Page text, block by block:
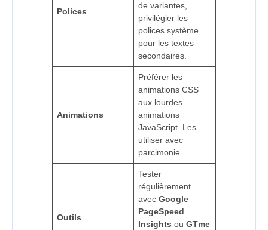
Polices
de variantes,
privilégier les
polices système
pour les textes
secondaires.
Animations
Préférer les
animations CSS
aux lourdes
animations
JavaScript. Les
utiliser avec
parcimonie.
Outils
Tester
régulièrement
avec Google
PageSpeed
Insights ou GTme